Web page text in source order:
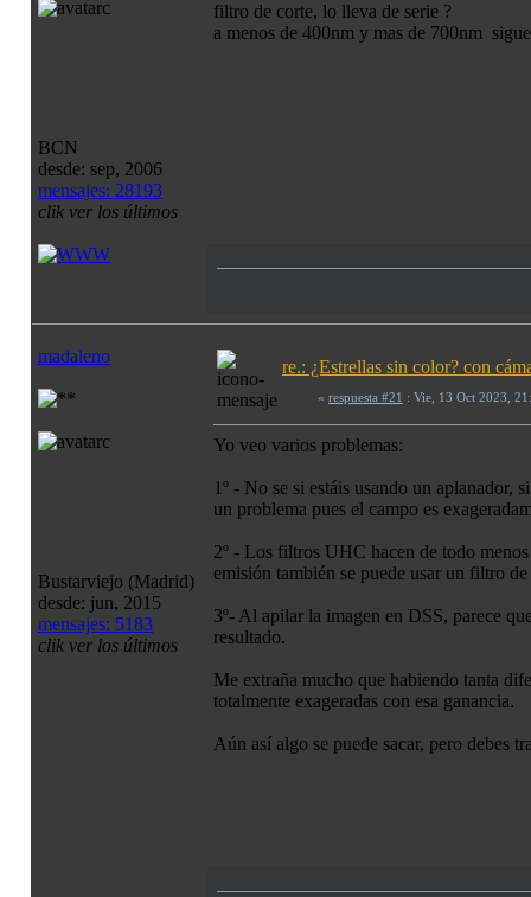
BCN
desde: sep, 2006
mensajes: 28193
clik ver los últimos
filtro de corte, lo lleva de serie ?
a menos de 400nm y mas de 700nm
madaleno
Bustarviejo (Madrid)
desde: jun, 2015
mensajes: 5183
clik ver los últimos
re.: ¿Estrellas sin color? con
« respuesta #21 : Vie, 13 Oct 2023,
Yo veo varios problemas:
1º - No se si estáis usando un aplanador,
un problema pues el campo es
2º - Los filtros UHC hacen de todo
emisión también se puede usar un filtro
3º- Al apilar la imagen en DSS, parece
resultado.
Me extraña mucho que habiendo tanta
totalmente exageradas con esa ganancia.
Aún así algo se puede sacar, pero debes